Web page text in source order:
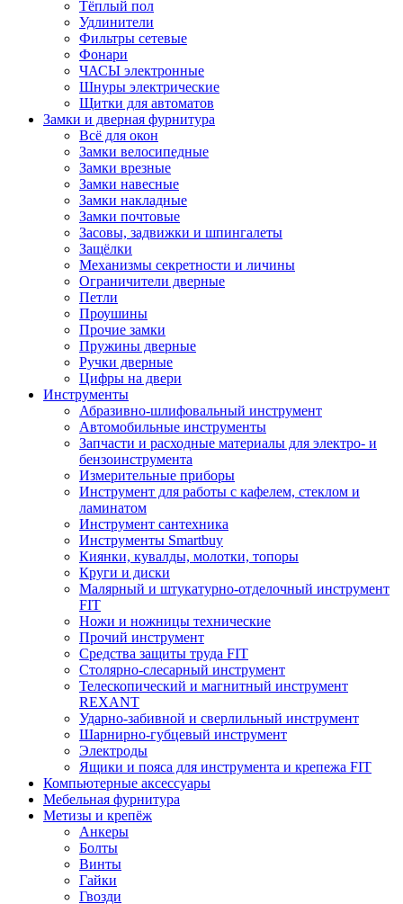
Тёплый пол
Удлинители
Фильтры сетевые
Фонари
ЧАСЫ электронные
Шнуры электрические
Щитки для автоматов
Замки и дверная фурнитура
Всё для окон
Замки велосипедные
Замки врезные
Замки навесные
Замки накладные
Замки почтовые
Засовы, задвижки и шпингалеты
Защёлки
Механизмы секретности и личины
Ограничители дверные
Петли
Проушины
Прочие замки
Пружины дверные
Ручки дверные
Цифры на двери
Инструменты
Абразивно-шлифовальный инструмент
Автомобильные инструменты
Запчасти и расходные материалы для электро- и
бензоинструмента
Измерительные приборы
Инструмент для работы с кафелем, стеклом и
ламинатом
Инструмент сантехника
Инструменты Smartbuy
Киянки, кувалды, молотки, топоры
Круги и диски
Малярный и штукатурно-отделочный инструмент
FIT
Ножи и ножницы технические
Прочий инструмент
Средства защиты труда FIT
Столярно-слесарный инструмент
Телескопический и магнитный инструмент
REXANT
Ударно-забивной и сверлильный инструмент
Шарнирно-губцевый инструмент
Электроды
Ящики и пояса для инструмента и крепежа FIT
Компьютерные аксессуары
Мебельная фурнитура
Метизы и крепёж
Анкеры
Болты
Винты
Гайки
Гвозди